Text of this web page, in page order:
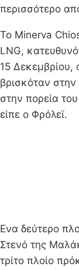
περισσότερο
Το Minerva
LNG,
15 Δεκεμβρίου,
βρισκόταν
στην πορεία
είπε ο Φρόλεϊ.
Ενα δεύτερο
Στενό της
τρίτο πλοίο